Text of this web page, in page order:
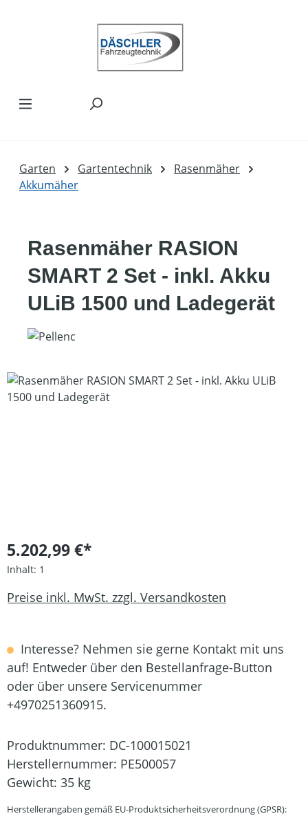
Garten Gartentechnik
Rasenmäher
Akkumäher
Rasenmäher RASION
SMART 2 Set - inkl. Akku
ULiB 1500 und Ladegerät
Bildergalerie überspringen
5.202,99 €*
Inhalt: 1
Preise inkl. MwSt. zzgl. Versandkosten
Interesse? Nehmen sie gerne Kontakt mit uns
auf! Entweder über den Bestellanfrage-Button
oder über unsere Servicenummer
+4970251360915.
Produktnummer: DC-100015021
Herstellernummer: PE500057
Gewicht: 35 kg
Herstellerangaben gemäß EU-Produktsicherheitsverordnung (GPSR):